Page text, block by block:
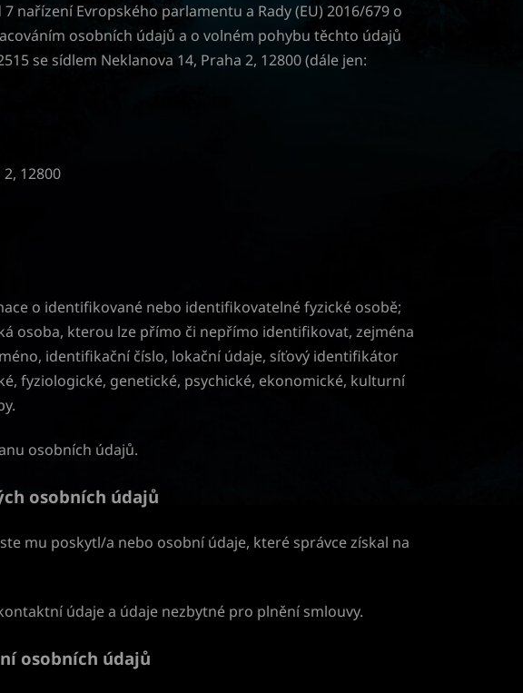
nařízení Evropského parlamentu a Rady (EU) 2016/679 o
osobních údajů a o volném pohybu těchto údajů
se sídlem Neklanova 14, Praha 2, 12800 (dále jen:
12800
o identifikované nebo identifikovatelné fyzické osobě;
osoba, kterou lze přímo či nepřímo identifikovat, zejména
identifikační číslo, lokační údaje, síťový identifikátor
fyziologické, genetické, psychické, ekonomické, kulturní
osobních údajů.
osobních údajů
mu poskytl/a nebo osobní údaje, které správce získal na
údaje a údaje nezbytné pro plnění smlouvy.
osobních údajů